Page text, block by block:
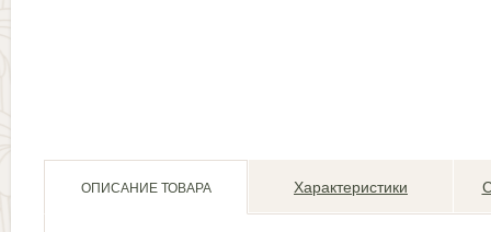
ОПИСАНИЕ ТОВАРА Характеристики